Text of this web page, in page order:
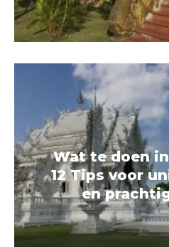
Wat te doen
12 Tips voor
en